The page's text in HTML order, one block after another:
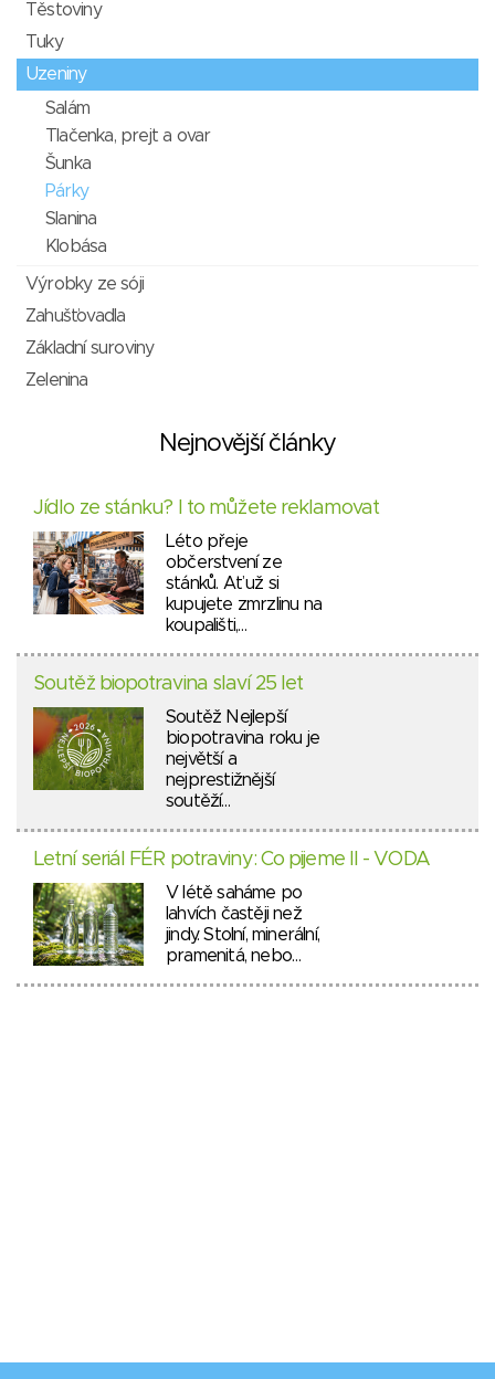
Těstoviny
Tuky
Uzeniny
Salám
Tlačenka, prejt a ovar
Šunka
Párky
Slanina
Klobása
Výrobky ze sóji
Zahušťovadla
Základní suroviny
Zelenina
Nejnovější články
Jídlo ze stánku? I to můžete reklamovat
Léto přeje
občerstvení ze
stánků. Ať už si
kupujete zmrzlinu na
koupališti,…
Soutěž biopotravina slaví 25 let
Soutěž Nejlepší
biopotravina roku je
největší a
nejprestižnější
soutěží…
Letní seriál FÉR potraviny: Co pijeme II - VODA
V létě saháme po
lahvích častěji než
jindy. Stolní, minerální,
pramenitá, nebo…